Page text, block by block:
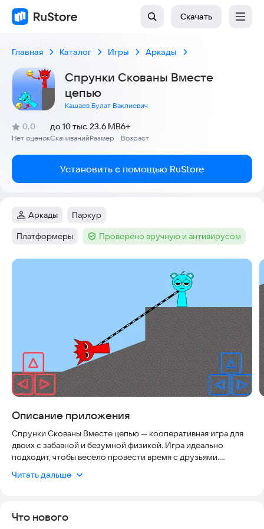
Скачать
Главная Каталог Игры Аркады
Спрунки Скованы Вместе
цепью
Кашаев Булат Ваклиевич
Рейтинг:
0,0
(
Нет оценок
)
Скачиваний
до 10 тыс
Размер
23.6 MB
Возраст
6+
Установить с помощью RuStore
Категория:
Аркады Тег:
Паркур
Тег:
Платформеры Тег :Проверено вручную и антивирусом
Скриншоты
Описание приложения
Спрунки Скованы Вместе цепью — кооперативная игра для
двоих с забавной и безумной физикой. Игра идеально
подходит, чтобы весело провести время с друзьями.
Игроки играют за Спрунки. В игре доступно 10 разных
Читать дальше
Что нового